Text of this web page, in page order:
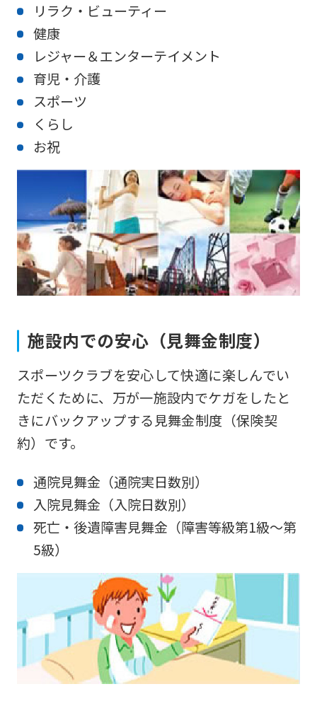
リラク・ビューティー
健康
レジャー＆エンターテイメント
育児・介護
スポーツ
くらし
お祝
施設内での安心（見舞金制度）
スポーツクラブを安心して快適に楽しんでい
ただくために、万が一施設内でケガをしたと
きにバックアップする見舞金制度（保険契
約）です。
通院見舞金（通院実日数別）
入院見舞金（入院日数別）
死亡・後遺障害見舞金（障害等級第1級～第
5級）
Central
Sports
official
website
is
translated
into
English.
Click
the
(start
automatic
translation)
return
to
the
top
page.